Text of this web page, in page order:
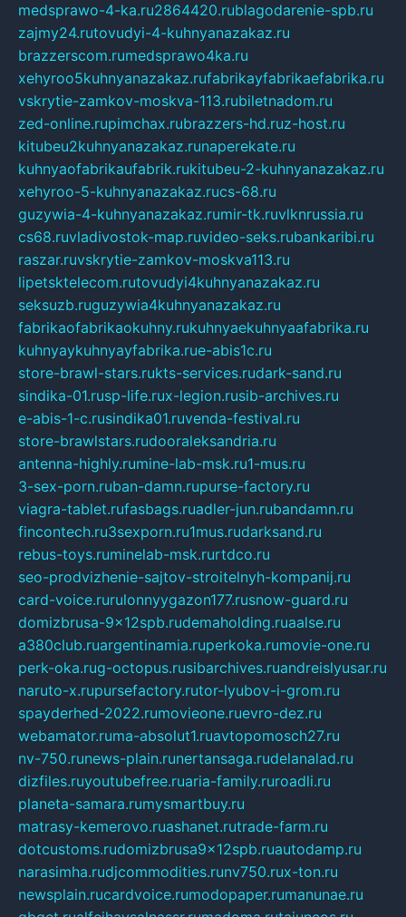
medsprawo-4-ka.ru2864420.rublagodarenie-spb.ru
zajmy24.rutovudyi-4-kuhnyanazakaz.ru
brazzerscom.rumedsprawo4ka.ru
xehyroo5kuhnyanazakaz.rufabrikayfabrikaefabrika.ru
vskrytie-zamkov-moskva-113.rubiletnadom.ru
zed-online.rupimchax.rubrazzers-hd.ruz-host.ru
kitubeu2kuhnyanazakaz.runaperekate.ru
kuhnyaofabrikaufabrik.rukitubeu-2-kuhnyanazakaz.ru
xehyroo-5-kuhnyanazakaz.rucs-68.ru
guzywia-4-kuhnyanazakaz.rumir-tk.ruvlknrussia.ru
cs68.ruvladivostok-map.ruvideo-seks.rubankaribi.ru
raszar.ruvskrytie-zamkov-moskva113.ru
lipetsktelecom.rutovudyi4kuhnyanazakaz.ru
seksuzb.ruguzywia4kuhnyanazakaz.ru
fabrikaofabrikaokuhny.rukuhnyaekuhnyaafabrika.ru
kuhnyaykuhnyayfabrika.rue-abis1c.ru
store-brawl-stars.rukts-services.rudark-sand.ru
sindika-01.rusp-life.rux-legion.rusib-archives.ru
e-abis-1-c.rusindika01.ruvenda-festival.ru
store-brawlstars.rudooraleksandria.ru
antenna-highly.rumine-lab-msk.ru1-mus.ru
3-sex-porn.ruban-damn.rupurse-factory.ru
viagra-tablet.rufasbags.ruadler-jun.rubandamn.ru
fincontech.ru3sexporn.ru1mus.rudarksand.ru
rebus-toys.ruminelab-msk.rurtdco.ru
seo-prodvizhenie-sajtov-stroitelnyh-kompanij.ru
card-voice.rurulonnyygazon177.rusnow-guard.ru
domizbrusa-9x12spb.rudemaholding.ruaalse.ru
a380club.ruargentinamia.ruperkoka.rumovie-one.ru
perk-oka.rug-octopus.rusibarchives.ruandreislyusar.ru
naruto-x.rupursefactory.rutor-lyubov-i-grom.ru
spayderhed-2022.rumovieone.ruevro-dez.ru
webamator.ruma-absolut1.ruavtopomosch27.ru
nv-750.runews-plain.runertansaga.rudelanalad.ru
dizfiles.ruyoutubefree.ruaria-family.ruroadli.ru
planeta-samara.rumysmartbuy.ru
matrasy-kemerovo.ruashanet.rutrade-farm.ru
dotcustoms.rudomizbrusa9x12spb.ruautodamp.ru
narasimha.rudjcommodities.runv750.rux-ton.ru
newsplain.rucardvoice.rumodopaper.rumanunae.ru